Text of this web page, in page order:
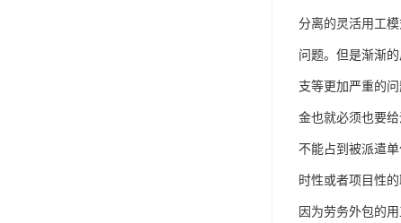
分离的灵活用工
问题。但是渐渐
支等更加严重的
金也就必须也要
不能占到被派遣
时性或者项目性
因为劳务外包的